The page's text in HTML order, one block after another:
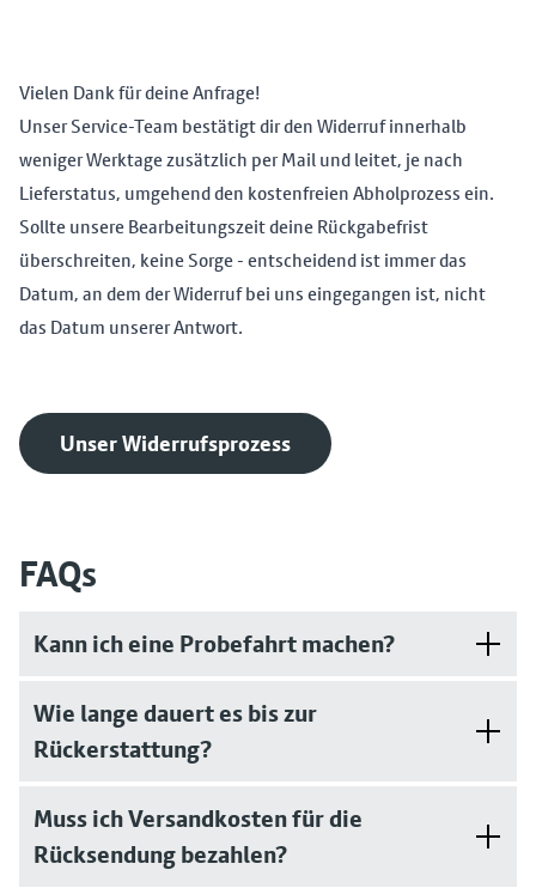
Vielen Dank für deine Anfrage!
Unser Service-Team bestätigt dir den Widerruf innerhalb
weniger Werktage zusätzlich per Mail und leitet, je nach
Lieferstatus, umgehend den kostenfreien Abholprozess ein.
Sollte unsere Bearbeitungszeit deine Rückgabefrist
überschreiten, keine Sorge - entscheidend ist immer das
Datum, an dem der Widerruf bei uns eingegangen ist, nicht
das Datum unserer Antwort.
Unser Widerrufsprozess
FAQs
Kann ich eine Probefahrt machen?
Wie lange dauert es bis zur
Rückerstattung?
Muss ich Versandkosten für die
Rücksendung bezahlen?